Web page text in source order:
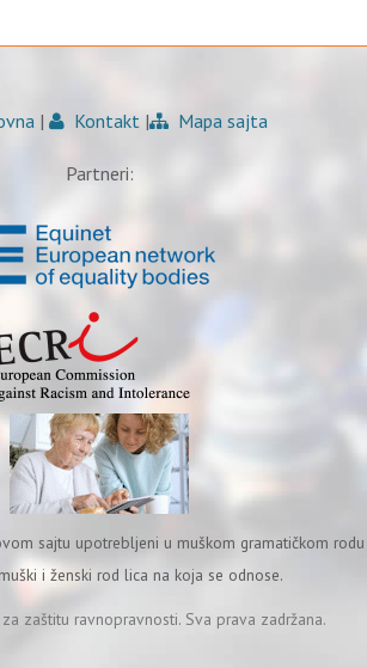
| Kontakt | Mapa sajta
Partneri:
sajtu upotrebljeni u muškom gramatičkom rodu
i ženski rod lica na koja se odnose.
zaštitu ravnopravnosti. Sva prava zadržana.